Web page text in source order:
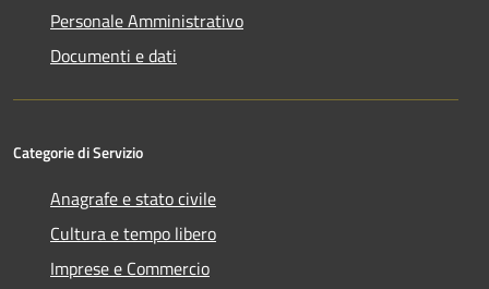
Personale Amministrativo
Documenti e dati
Categorie di Servizio
Anagrafe e stato civile
Cultura e tempo libero
Imprese e Commercio